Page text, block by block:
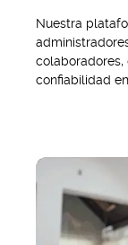
Nuestra
colaboradores,
confiabilidad